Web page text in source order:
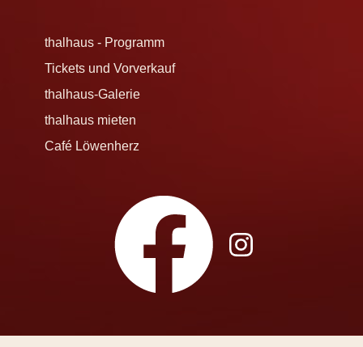
thalhaus - Programm
Tickets und Vorverkauf
thalhaus-Galerie
thalhaus mieten
Café Löwenherz